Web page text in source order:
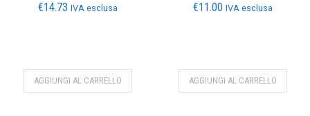
€14.73 IVA esclusa
AGGIUNGI AL CARRELLO
€11.00 IVA esclusa
AGGIUNGI AL CARRELLO